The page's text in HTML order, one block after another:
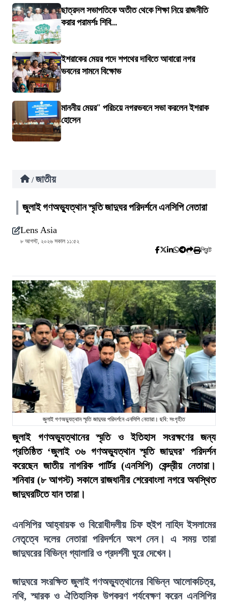
ছাত্রদল সভাপতিকে অতীত থেকে শিক্ষা নিয়ে রাজনীতি
করার পরামর্শঃ শিবি...
ইশরাকের মেয়র পদে শপথের দাবিতে আবারো নগর
ভবনের সামনে বিক্ষোভ
মাননীয় মেয়র" পরিচয়ে নগরভবনে সভা করলেন ইশরাক
হোসেন
/ জাতীয়
জুলাই গণঅভ্যুত্থান স্মৃতি জাদুঘর পরিদর্শনে এনসিপি নেতারা
Lens Asia
৮ আগস্ট, ২০২৬ সকাল ১১:৫২
প্রিন্ট
জুলাই গণঅভ্যুত্থান স্মৃতি জাদুঘর পরিদর্শনে এনসিপি নেতারা। ছবি: সংগৃহীত
জুলাই গণঅভ্যুত্থানের স্মৃতি ও ইতিহাস সংরক্ষণের জন্য
প্রতিষ্ঠিত ‘জুলাই ৩৬ গণঅভ্যুত্থান স্মৃতি জাদুঘর’ পরিদর্শন
করেছেন জাতীয় নাগরিক পার্টির (এনসিপি) কেন্দ্রীয় নেতারা।
শনিবার (৮ আগস্ট) সকালে রাজধানীর শেরেবাংলা নগরে অবস্থিত
জাদুঘরটিতে যান তারা।
এনসিপির আহ্বায়ক ও বিরোধীদলীয় চিফ হুইপ নাহিদ ইসলামের
নেতৃত্বে দলের নেতারা পরিদর্শনে অংশ নেন। এ সময় তারা
জাদুঘরের বিভিন্ন গ্যালারি ও প্রদর্শনী ঘুরে দেখেন।
জাদুঘরে সংরক্ষিত জুলাই গণঅভ্যুত্থানের বিভিন্ন আলোকচিত্র,
নথি, স্মারক ও ঐতিহাসিক উপকরণ পর্যবেক্ষণ করেন এনসিপির